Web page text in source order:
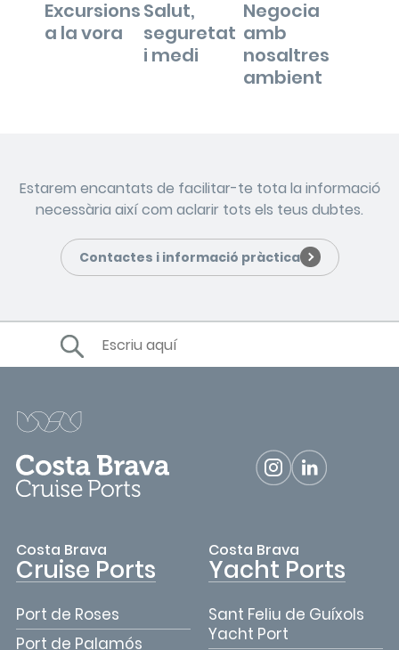
Excursions
a la vora
Salut,
seguretat
i medi
Negocia
amb
nosaltres
ambient
Estarem encantats de facilitar-te tota la informació
necessària així com aclarir tots els teus dubtes.
Contactes i informació pràctica
Costa Brava
Cruise Ports
Port de Roses
Port de Palamós
Costa Brava
Yacht Ports
Sant Feliu de Guíxols
Yacht Port